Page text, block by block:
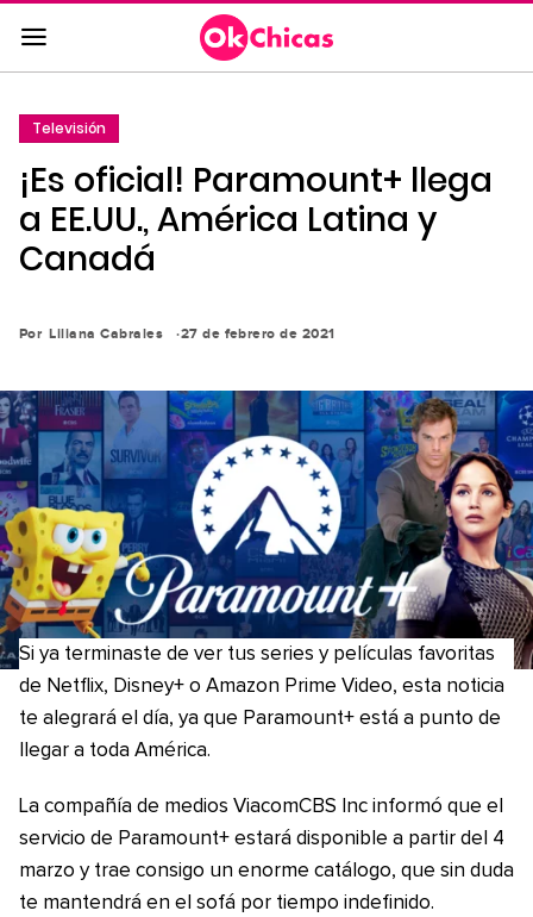
Saltar
al
contenido
a
la
navegación
principal
Televisión
¡Es oficial! Paramount+ llega
a EE.UU., América Latina y
Canadá
Por Liliana Cabrales 27 de febrero de 2021
Si ya terminaste de ver tus series y películas favoritas
de Netflix, Disney+ o Amazon Prime Video, esta noticia
te alegrará el día, ya que Paramount+ está a punto de
llegar a toda América.
La compañía de medios ViacomCBS Inc informó que el
servicio de Paramount+ estará disponible a partir del 4
marzo y trae consigo un enorme catálogo, que sin duda
te mantendrá en el sofá por tiempo indefinido.